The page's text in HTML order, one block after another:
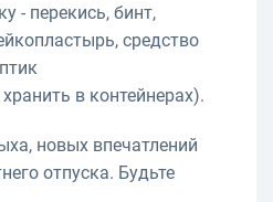
- перекись, бинт,
средство
в контейнерах).
новых впечатлений
отпуска. Будьте